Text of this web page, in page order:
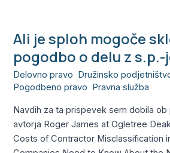
Ali je sploh mogoče
pogodbo o delu z s.p.-
Delovno pravo Družinsko
Pogodbeno pravo Pravna služba
Navdih za ta prispevek sem dobila ob
avtorja Roger James at Ogletree
Costs of Contractor Misclassification
Ali
sploh
mogoče
skleniti
pogodbo
o
delu